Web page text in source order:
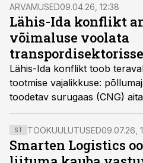
ARVAMUSED09.04.26, 12:38
Lähis-Ida konflikt
võimaluse voolata
transpordisektorisse
Lähis-Ida konflikt toob
tootmise vajalikkuse:
toodetav surugaas (CNG)
suurendada siinset
transpordiettevõtetele
hinnaga kütuse, kirjutab
Koort.
ST TÖÖKUULUTUSED09.07.26,
Smarten Logistics